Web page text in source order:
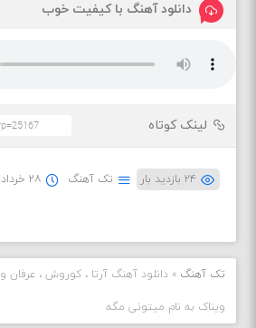
دانلود آهنگ با کیفیت خوب
لینک کوتاه
۲۴ بازدید بار تک آهنگ ۲۸ خرداد ۱۴۰۵
تک آهنگ »دانلود آهنگ آرتا ، کوروش ، عرفان و
ویناک به نام میتونی مگه